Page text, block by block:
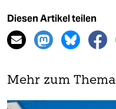
Diesen Artikel teilen
Mehr zum Thema